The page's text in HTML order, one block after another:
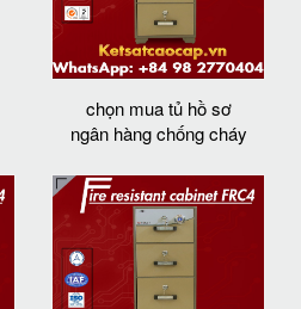
chọn mua tủ hồ sơ
ngân hàng chống cháy